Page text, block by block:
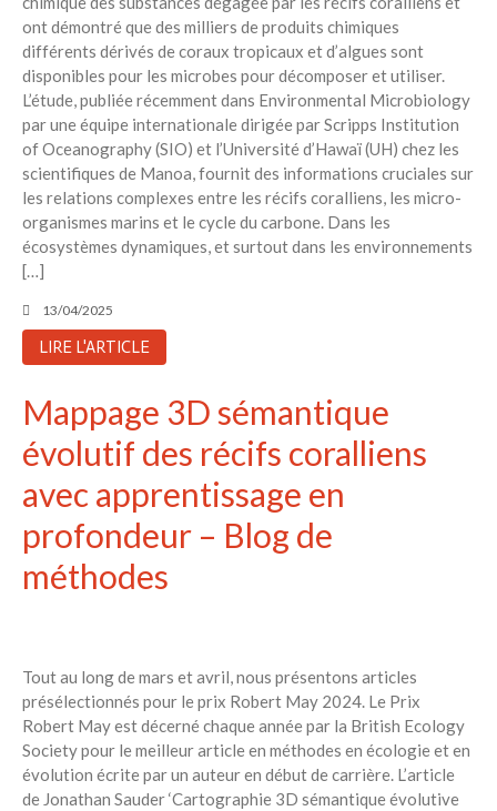
6 éco-actions faciles à prendre
avec vos enfants
Réduire les déchets : votre
guide pour les citoyens et les
électeurs
Toits verts | Association
Permaculturelle
L’intelligence artificielle pour
prédire le succès des invasions
biologiques – The Applied
Recent Comments
Aucun commentaire à afficher.
ont démontré que des milliers de produits chimiques
différents dérivés de coraux tropicaux et d’algues sont
disponibles pour les microbes pour décomposer et utiliser.
L’étude, publiée récemment dans Environmental Microbiology
par une équipe internationale dirigée par Scripps Institution
of Oceanography (SIO) et l’Université d’Hawaï (UH) chez les
scientifiques de Manoa, fournit des informations cruciales sur
les relations complexes entre les récifs coralliens, les micro-
organismes marins et le cycle du carbone. Dans les
écosystèmes dynamiques, et surtout dans les environnements
[…]
13/04/2025
LIRE L'ARTICLE
Mappage 3D sémantique
évolutif des récifs coralliens
avec apprentissage en
profondeur – Blog de
méthodes
Tout au long de mars et avril, nous présentons articles
présélectionnés pour le prix Robert May 2024. Le Prix ​​
Robert May est décerné chaque année par la British Ecology
Society pour le meilleur article en méthodes en écologie et en
évolution écrite par un auteur en début de carrière. L’article
de Jonathan Sauder ‘Cartographie 3D sémantique évolutive